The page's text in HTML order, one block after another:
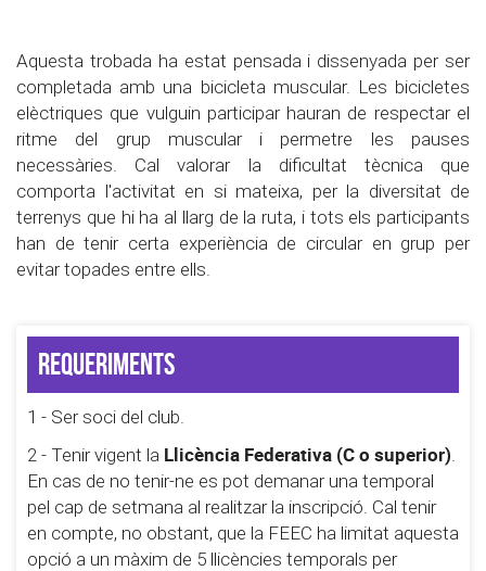
Aquesta trobada ha estat pensada i dissenyada per ser
completada amb una bicicleta muscular. Les bicicletes
elèctriques que vulguin participar hauran de respectar el
ritme del grup muscular i permetre les pauses
necessàries. Cal valorar la dificultat tècnica que
comporta l'activitat en si mateixa, per la diversitat de
terrenys que hi ha al llarg de la ruta, i tots els participants
han de tenir certa experiència de circular en grup per
evitar topades entre ells.
Requeriments
1 - Ser soci del club.
2 - Tenir vigent la Llicència Federativa (C o superior).
En cas de no tenir-ne es pot demanar una temporal
pel cap de setmana al realitzar la inscripció. Cal tenir
en compte, no obstant, que la FEEC ha limitat aquesta
opció a un màxim de 5 llicències temporals per